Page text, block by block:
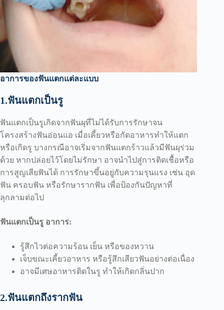
อาการของฟันแตกแต่ละแบบ
1.ฟันแตกเป็นรู
ฟันแตกเป็นรูเกิดจากฟันผุที่ไม่ได้รับการรักษาจน
โครงสร้างฟันอ่อนแอ เมื่อเคี้ยวหรือกัดอาหารทำให้แตก
หรือเกิดรู บางกรณีอาจเริ่มจากฟันแตกร้าวแล้วมีฟันผุร่วม
ด้วย หากปล่อยไว้โดยไม่รักษา อาจนำไปสู่การติดเชื้อหรือ
การสูญเสียฟันได้ การรักษาขึ้นอยู่กับความรุนแรง เช่น อุด
ฟัน ครอบฟัน หรือรักษารากฟัน เพื่อป้องกันปัญหาที่
ลุกลามต่อไป
ฟันแตกเป็นรู อาการ:
รู้สึกไวต่อความร้อน เย็น หรือของหวาน
เจ็บขณะเคี้ยวอาหาร หรือรู้สึกเสียวฟันอย่างต่อเนื่อง
อาจมีเศษอาหารติดในรู ทำให้เกิดกลิ่นปาก
2.ฟันแตกถึงรากฟัน